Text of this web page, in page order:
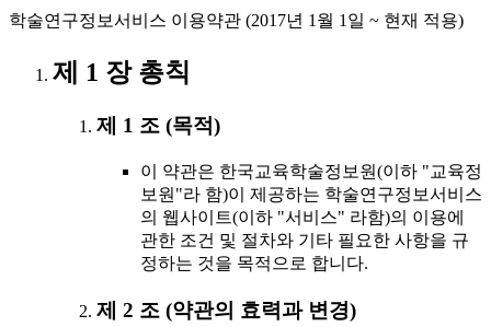
학술연구정보서비스 이용약관 (2017년 1월 1일 ~ 현재 적용)
제 1 장 총칙
제 1 조 (목적)
이 약관은 한국교육학술정보원(이하 "교육정
보원"라 함)이 제공하는 학술연구정보서비스
의 웹사이트(이하 "서비스" 라함)의 이용에
관한 조건 및 절차와 기타 필요한 사항을 규
정하는 것을 목적으로 합니다.
제 2 조 (약관의 효력과 변경)